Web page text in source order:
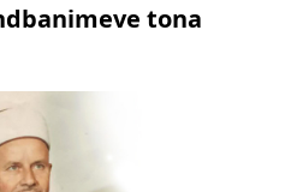
tona